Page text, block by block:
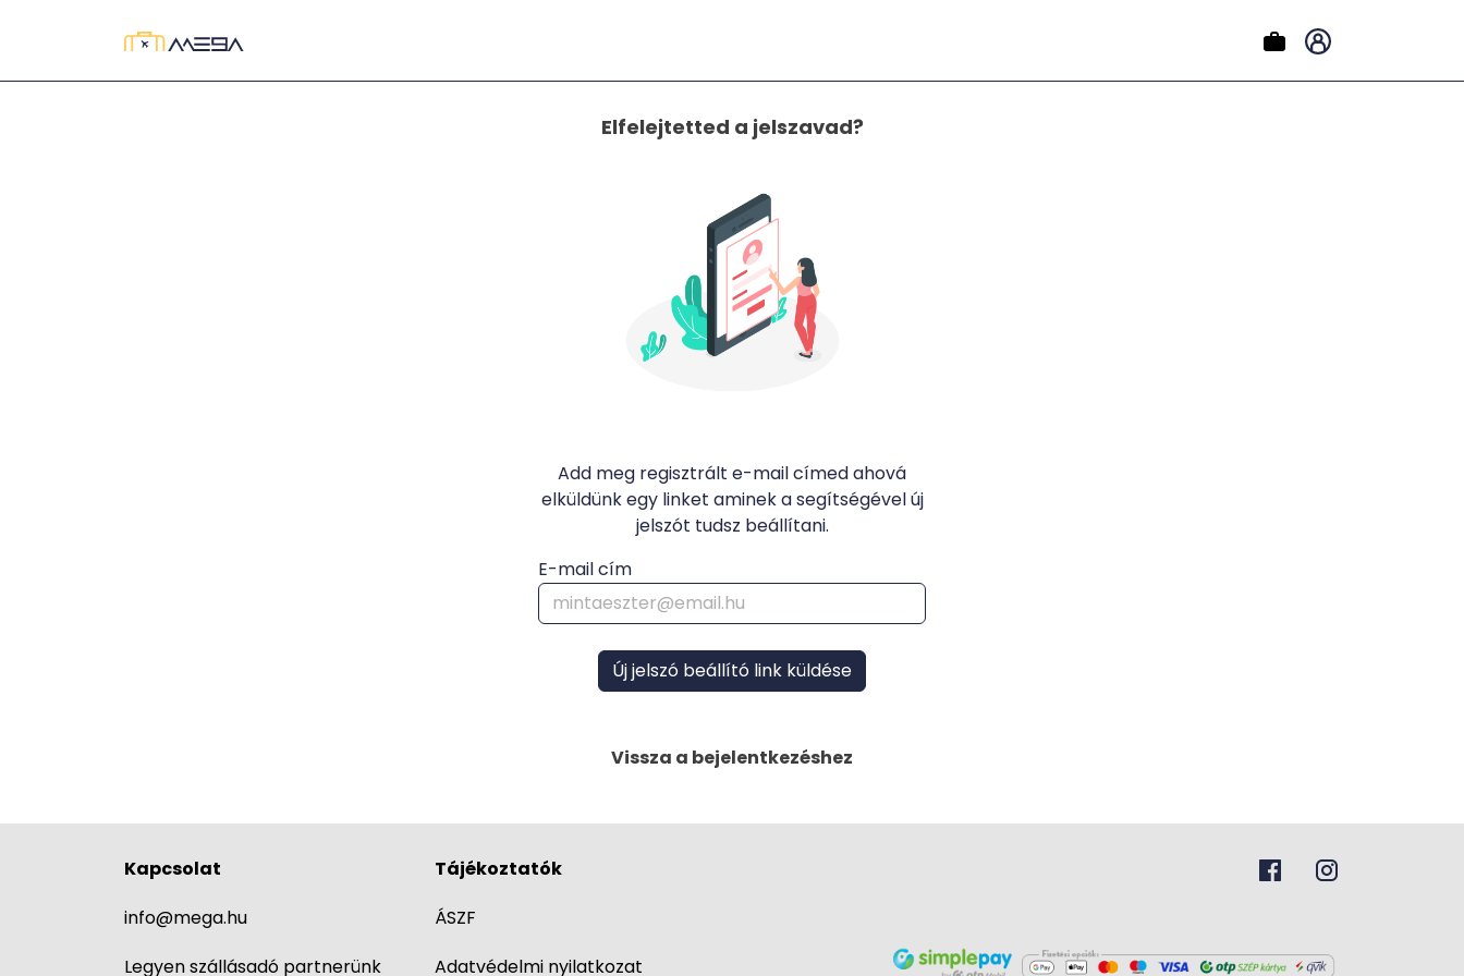
Elfelejtetted a jelszavad?
Add meg regisztrált e-mail címed ahová
elküldünk egy linket aminek a segítségével új
jelszót tudsz beállítani.
E-mail cím
Új jelszó beállító link küldése
Vissza a bejelentkezéshez
Kapcsolat
info@mega.hu
Legyen szállásadó partnerünk
Tájékoztatók
ÁSZF
Adatvédelmi nyilatkozat